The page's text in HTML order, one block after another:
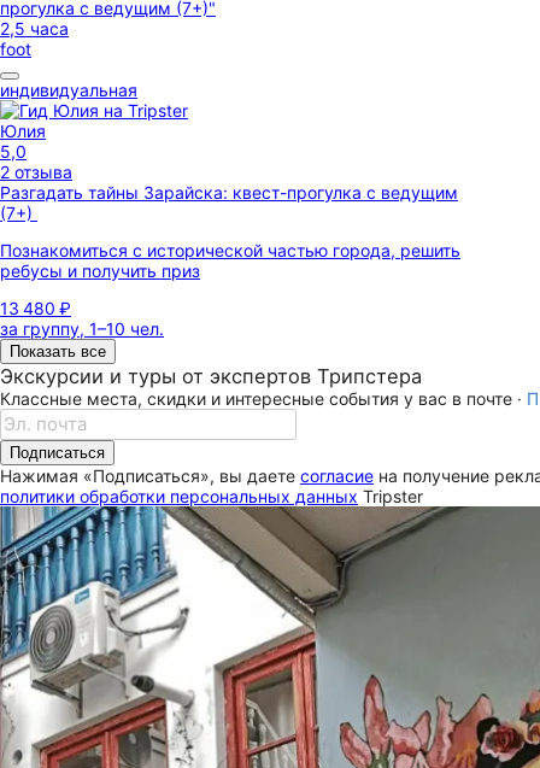
2,5 часа
foot
индивидуальная
Юлия
5,0
2 отзыва
Разгадать тайны Зарайска: квест-прогулка с ведущим
(7+)
Познакомиться с исторической частью города, решить
ребусы и получить приз
13 480 ₽
за группу, 1–10 чел.
Показать все
Экскурсии и туры от экспертов Трипстера
Классные места, скидки и интересные события у вас в почте ·
Подписаться
Нажимая «Подписаться», вы даете согласие на получение
политики обработки персональных данных Tripster